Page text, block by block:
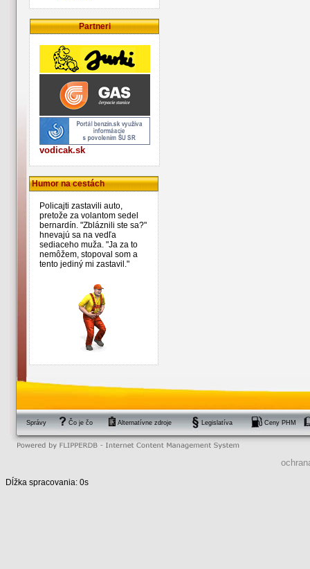
Partneri
vodicak.sk
Humor na cestách
Policajti zastavili auto,
pretože za volantom sedel
bernardín. "Zbláznili ste sa?"
hnevajú sa na vedľa
sediaceho muža. "Ja za to
nemôžem, stopoval som a
tento jediný mi zastavil."
Správy Čo je čo Alternatívne zdroje Legislatíva Ceny PHM
Dĺžka spracovania: 0s